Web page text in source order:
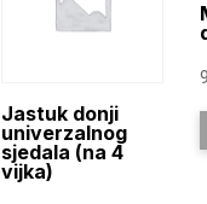
Jastuk donji
univerzalnog
sjedala (na 4
vijka)